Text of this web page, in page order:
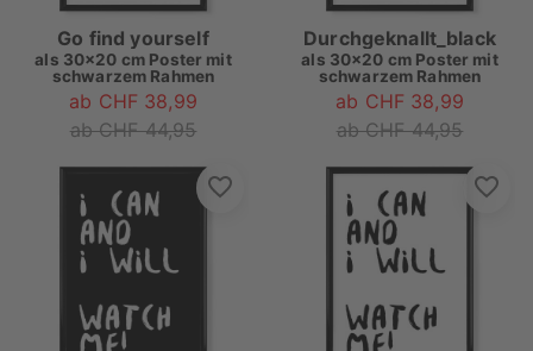
Go find yourself
als 30x20 cm Poster mit
schwarzem Rahmen
ab CHF 38,99
ab CHF 44,95
Durchgeknallt_black
als 30x20 cm Poster mit
schwarzem Rahmen
ab CHF 38,99
ab CHF 44,95